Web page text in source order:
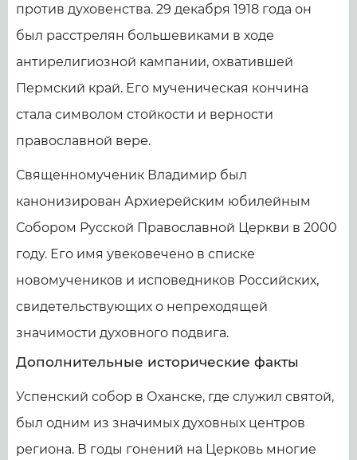
против духовенства. 29 декабря 1918 года он
был расстрелян большевиками в ходе
антирелигиозной кампании, охватившей
Пермский край. Его мученическая кончина
стала символом стойкости и верности
православной вере.
Священномученик Владимир был
канонизирован Архиерейским юбилейным
Собором Русской Православной Церкви в 2000
году. Его имя увековечено в списке
новомучеников и исповедников Российских,
свидетельствующих о непреходящей
значимости духовного подвига.
Дополнительные исторические факты
Успенский собор в Оханске, где служил святой,
был одним из значимых духовных центров
региона. В годы гонений на Церковь многие